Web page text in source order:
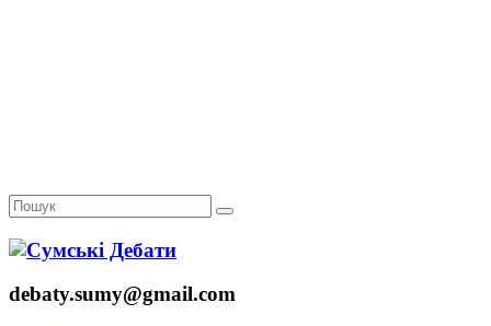
debaty.sumy@gmail.com